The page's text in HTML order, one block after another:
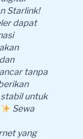
Starlink!
dapat
tanpa
untuk
Sewa
yang